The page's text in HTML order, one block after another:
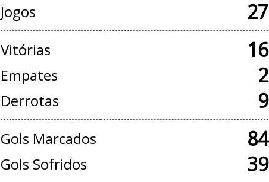
Jogos 27
Vitórias 16
Empates 2
Derrotas 9
Gols Marcados 84
Gols Sofridos 39